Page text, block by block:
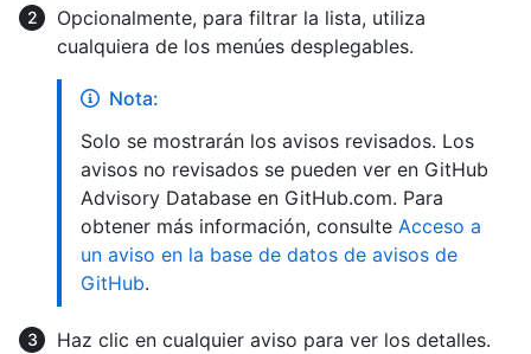
Opcionalmente, para filtrar la lista, utiliza
cualquiera de los menúes desplegables.
Nota:
Solo se mostrarán los avisos revisados. Los
avisos no revisados se pueden ver en GitHub
Advisory Database en GitHub.com. Para
obtener más información, consulte Acceso a
un aviso en la base de datos de avisos de
GitHub.
Haz clic en cualquier aviso para ver los detalles.